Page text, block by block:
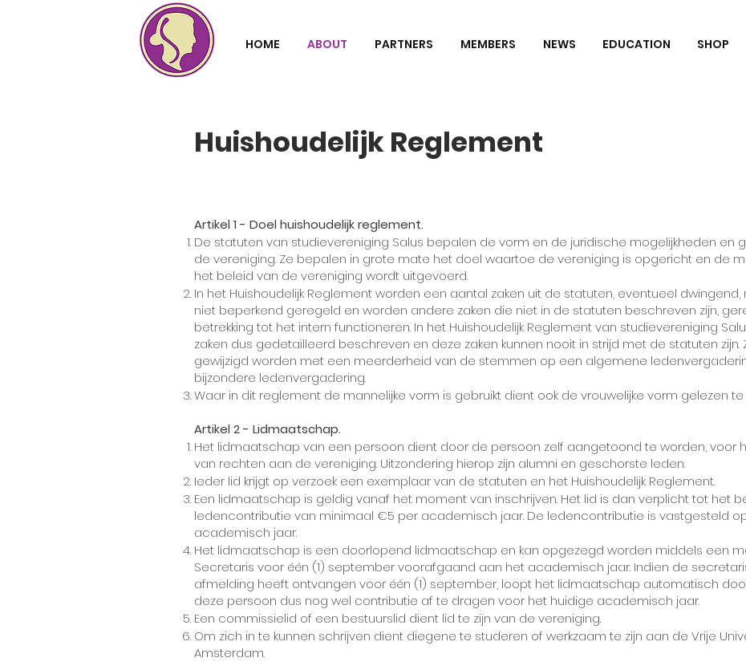
HOME ABOUT PARTNERS MEMBERS NEWS EDUCATION SHOP
Huishoudelijk Reglement
Artikel 1 - Doel huishoudelijk reglement.
De statuten van studievereniging Salus bepalen de vorm en de juridische mogelijkheden en
de vereniging. Ze bepalen in grote mate het doel waartoe de vereniging is opgericht en de
het beleid van de vereniging wordt uitgevoerd.
In het Huishoudelijk Reglement worden een aantal zaken uit de statuten, eventueel dwingend,
niet beperkend geregeld en worden andere zaken die niet in de statuten beschreven zijn,
betrekking tot het intern functioneren. In het Huishoudelijk Reglement van studievereniging
zaken dus gedetailleerd beschreven en deze zaken kunnen nooit in strijd met de statuten zijn.
gewijzigd worden met een meerderheid van de stemmen op een algemene
bijzondere ledenvergadering.
Waar in dit reglement de mannelijke vorm is gebruikt dient ook de vrouwelijke vorm gelezen te
Artikel 2 - Lidmaatschap.
Het lidmaatschap van een persoon dient door de persoon zelf aangetoond te worden, voor
van rechten aan de vereniging. Uitzondering hierop zijn alumni en geschorste leden.
Ieder lid krijgt op verzoek een exemplaar van de statuten en het Huishoudelijk Reglement.
Een lidmaatschap is geldig vanaf het moment van inschrijven. Het lid is dan verplicht tot het
ledencontributie van minimaal €5 per academisch jaar. De ledencontributie is vastgesteld
academisch jaar.
Het lidmaatschap is een doorlopend lidmaatschap en kan opgezegd worden middels een
Secretaris voor één (1) september voorafgaand aan het academisch jaar. Indien de
afmelding heeft ontvangen voor één (1) september, loopt het lidmaatschap automatisch
deze persoon dus nog wel contributie af te dragen voor het huidige academisch jaar.
Een commissielid of een bestuurslid dient lid te zijn van de vereniging.
Om zich in te kunnen schrijven dient diegene te studeren of werkzaam te zijn aan de Vrije
Amsterdam.